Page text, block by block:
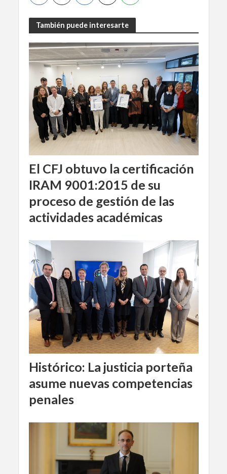
También puede interesarte
El CFJ obtuvo la certificación
IRAM 9001:2015 de su
proceso de gestión de las
actividades académicas
Histórico: La justicia porteña
asume nuevas competencias
penales